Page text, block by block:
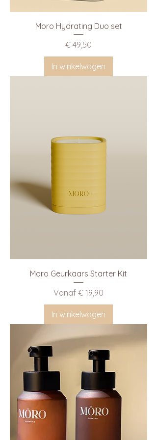
Moro Hydrating Duo set
Prijs
€ 49,50
In winkelwagen
Moro Geurkaars Starter Kit
Vanaf € 19,90
Verkoopprijs
In winkelwagen